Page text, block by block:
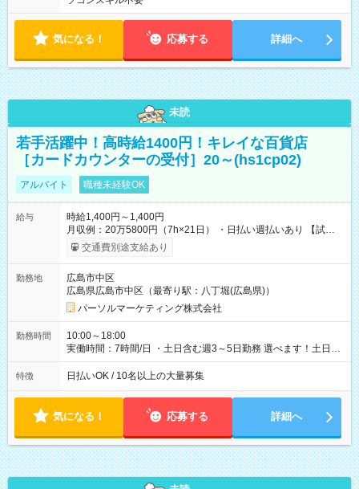
気になる！ 応募する 詳細へ
未読
若手活躍中！高時給1400円！キレイな百貨店
［カードカウンターの受付］20～(hs1cp02)
アルバイト 職種未経験OK
給与
時給1,400円～1,400円
月収例：20万5800円（7h×21日） ・日払い週払いあり 【試用
期間】試用期間なし
交通費別途支給あり
勤務地
広島市中区
広島県広島市中区（最寄り駅：八丁堀(広島県)）
パーソルマーケティング株式会社
勤務時間
10:00～18:00
実働時間：7時間/日 ・土日含む週3～5日勤務 選べます！土日も
休みやすい！ ・残業は有りません！
特徴 日払いOK / 10名以上の大量募集
気になる！ 応募する 詳細へ